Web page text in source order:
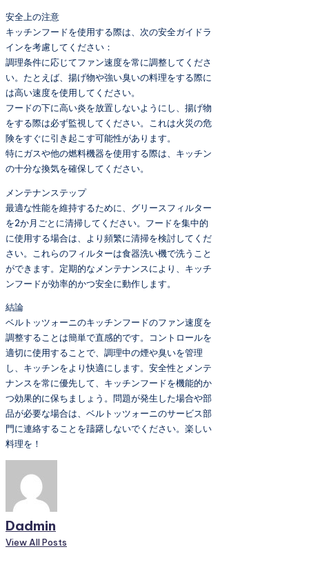
安全上の注意
キッチンフードを使用する際は、次の安全ガイドラ
インを考慮してください：
調理条件に応じてファン速度を常に調整してくださ
い。たとえば、揚げ物や強い臭いの料理をする際に
は高い速度を使用してください。
フードの下に高い炎を放置しないようにし、揚げ物
をする際は必ず監視してください。これは火災の危
険をすぐに引き起こす可能性があります。
特にガスや他の燃料機器を使用する際は、キッチン
の十分な換気を確保してください。
メンテナンステップ
最適な性能を維持するために、グリースフィルター
を2か月ごとに清掃してください。フードを集中的
に使用する場合は、より頻繁に清掃を検討してくだ
さい。これらのフィルターは食器洗い機で洗うこと
ができます。定期的なメンテナンスにより、キッチ
ンフードが効率的かつ安全に動作します。
結論
ベルトッツォーニのキッチンフードのファン速度を
調整することは簡単で直感的です。コントロールを
適切に使用することで、調理中の煙や臭いを管理
し、キッチンをより快適にします。安全性とメンテ
ナンスを常に優先して、キッチンフードを機能的か
つ効果的に保ちましょう。問題が発生した場合や部
品が必要な場合は、ベルトッツォーニのサービス部
門に連絡することを躊躇しないでください。楽しい
料理を！
Dadmin
View All Posts